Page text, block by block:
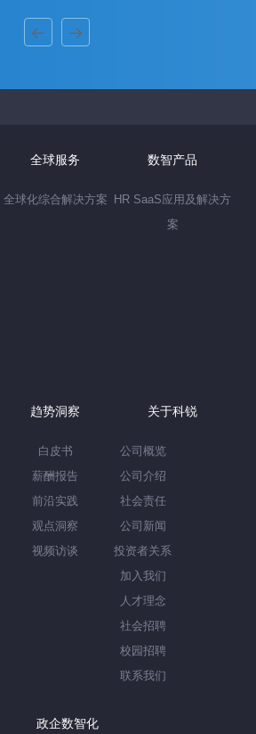
全球服务
全球化综合解决方案
数智产品
HR SaaS应用及解决方
案
趋势洞察
白皮书
薪酬报告
前沿实践
观点洞察
视频访谈
关于科锐
公司概览
公司介绍
社会责任
公司新闻
投资者关系
加入我们
人才理念
社会招聘
校园招聘
联系我们
政企数智化